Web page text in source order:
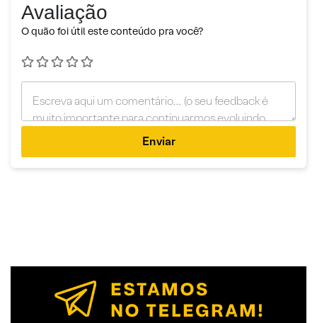
Avaliação
O quão foi útil este conteúdo pra você?
Enviar